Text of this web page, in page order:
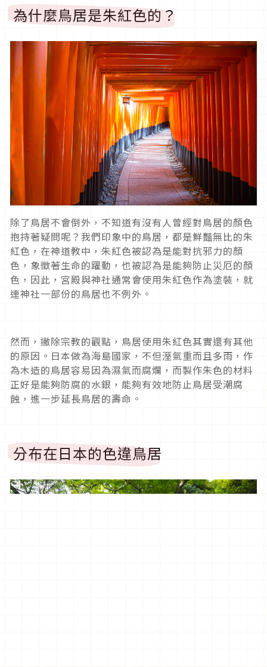
為什麼鳥居是朱紅色的？
除了鳥居不會倒外，不知道有沒有人曾經對鳥居的顏色
抱持著疑問呢？我們印象中的鳥居，都是鮮豔無比的朱
紅色，在神道教中，朱紅色被認為是能對抗邪力的顏
色，象徵著生命的躍動，也被認為是能夠防止災厄的顏
色，因此，宮殿與神社通常會使用朱紅色作為塗裝，就
連神社一部份的鳥居也不例外。
然而，撇除宗教的觀點，鳥居使用朱紅色其實還有其他
的原因。日本做為海島國家，不但溼氣重而且多雨，作
為木造的鳥居容易因為濕氣而腐爛，而製作朱色的材料
正好是能夠防腐的水銀，能夠有效地防止鳥居受潮腐
蝕，進一步延長鳥居的壽命。
分布在日本的色違鳥居